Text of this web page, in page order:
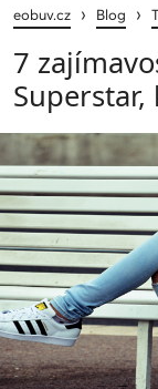
eobuv.cz › Blog ›
7